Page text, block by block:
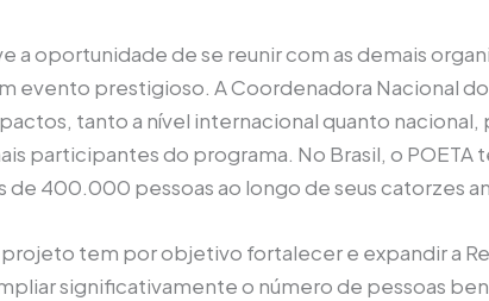
oportunidade de se reunir com as demais
evento prestigioso. A Coordenadora Nacional
tanto a nível internacional quanto nacional,
participantes do programa. No Brasil, o
400.000 pessoas ao longo de seus catorzes
projeto tem por objetivo fortalecer e expandir a
significativamente o número de pessoas